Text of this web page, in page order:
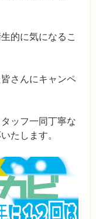
的に気になるこ
さんにキャンペ
ッフ一同丁寧な
たします。